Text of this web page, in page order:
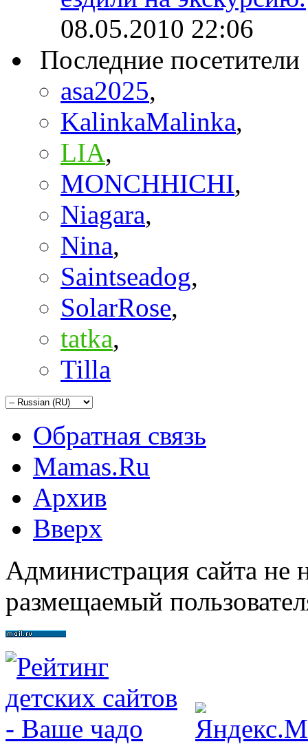
08.05.2010 22:06
Последние посетители
asa2025,
KalinkaMalinka,
LIA,
MONCHHICHI,
Niagara,
Nina,
Saintseadog,
SolarRose,
tatka,
Tilla
Обратная связь
Mamas.Ru
Архив
Вверх
Администрация сайта не
размещаемый